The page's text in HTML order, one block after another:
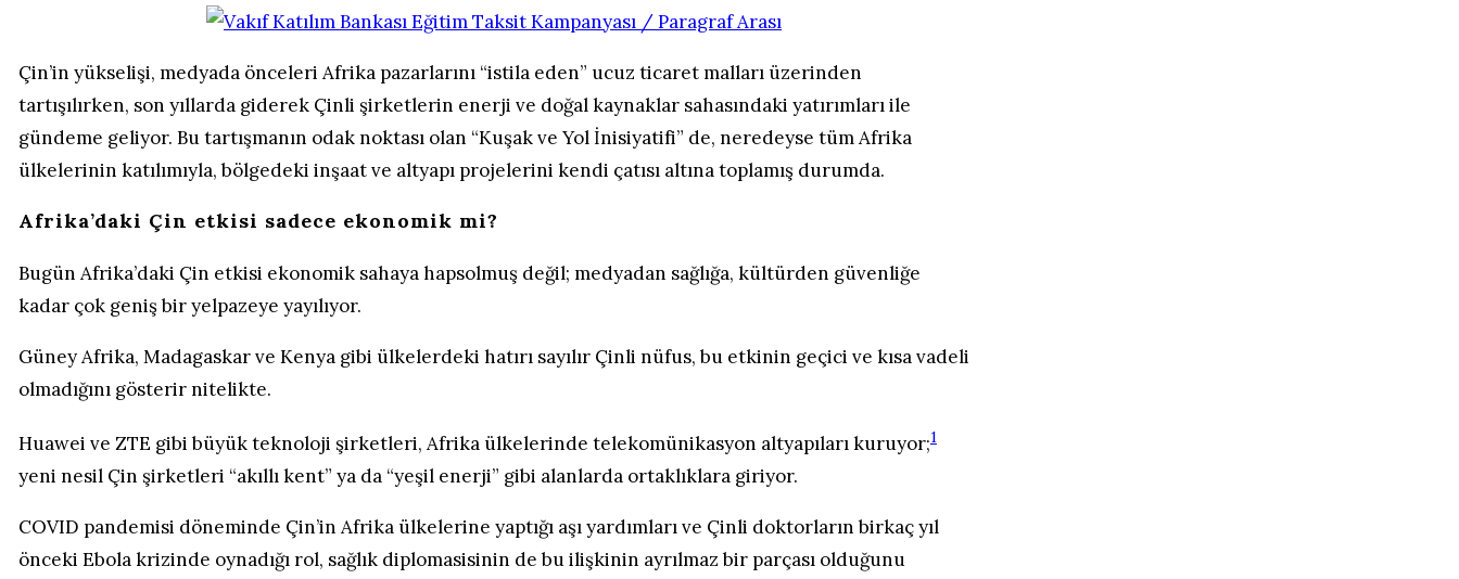
Çin’in yükselişi, medyada önceleri Afrika pazarlarını “istila eden” ucuz ticaret malları üzerinden
tartışılırken, son yıllarda giderek Çinli şirketlerin enerji ve doğal kaynaklar sahasındaki yatırımları ile
gündeme geliyor. Bu tartışmanın odak noktası olan “Kuşak ve Yol İnisiyatifi” de, neredeyse tüm Afrika
ülkelerinin katılımıyla, bölgedeki inşaat ve altyapı projelerini kendi çatısı altına toplamış durumda.
Afrika’daki Çin etkisi sadece ekonomik mi?
Bugün Afrika’daki Çin etkisi ekonomik sahaya hapsolmuş değil; medyadan sağlığa, kültürden güvenliğe
kadar çok geniş bir yelpazeye yayılıyor.
Güney Afrika, Madagaskar ve Kenya gibi ülkelerdeki hatırı sayılır Çinli nüfus, bu etkinin geçici ve kısa vadeli
olmadığını gösterir nitelikte.
Huawei ve ZTE gibi büyük teknoloji şirketleri, Afrika ülkelerinde telekomünikasyon altyapıları kuruyor;1
yeni nesil Çin şirketleri “akıllı kent” ya da “yeşil enerji” gibi alanlarda ortaklıklara giriyor.
COVID pandemisi döneminde Çin’in Afrika ülkelerine yaptığı aşı yardımları ve Çinli doktorların birkaç yıl
önceki Ebola krizinde oynadığı rol, sağlık diplomasisinin de bu ilişkinin ayrılmaz bir parçası olduğunu